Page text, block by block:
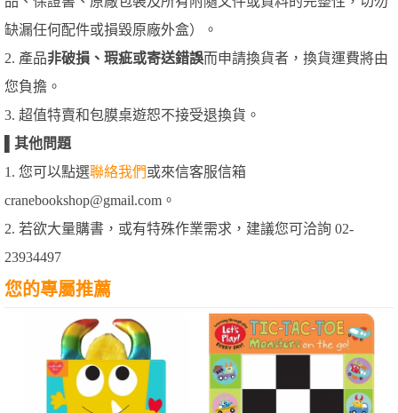
缺漏任何配件或損毀原廠外盒）。
2. 產品非破損、瑕疵或寄送錯誤而申請換貨者，換貨運費將由
您負擔。
3. 超值特賣和包膜桌遊恕不接受退換貨。
其他問題
1. 您可以點選聯絡我們或來信客服信箱
cranebookshop@gmail.com。
2. 若欲大量購書，或有特殊作業需求，建議您可洽詢 02-
23934497
您的專屬推薦